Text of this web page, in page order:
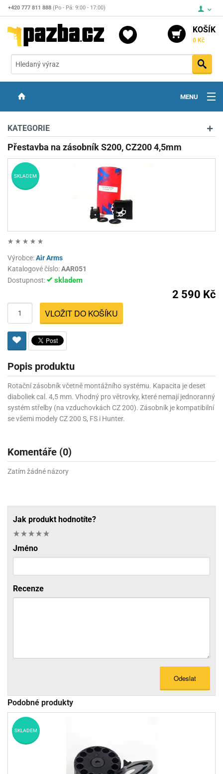
+420 777 811 888 (Po - Pá: 9:00 - 17:00)
KOŠÍK
0 Kč
MENU
STŘELIVO
PŘÍSLUŠENSTVÍ
KATEGORIE
Přestavba na zásobník S200, CZ200 4,5mm
SKLADEM
Výrobce:Air Arms
Katalogové číslo:AAR051
Dostupnost:
skladem
2 590 Kč
VLOŽIT DO KOŠÍKU
Popis produktu
Rotační zásobník včetně montážního systému. Kapacita je deset
diaboliek cal. 4,5 mm. Vhodný pro větrovky, které nemají jednoranný
systém střelby (na vzduchovkách CZ 200). Zásobník je kompatibilní
se všemi modely CZ 200 S, FS i Hunter.
Komentáře (0)
Zatím žádné názory
Jak produkt hodnotíte?
Jméno
Recenze
Odeslat
Podobné produkty
SKLADEM